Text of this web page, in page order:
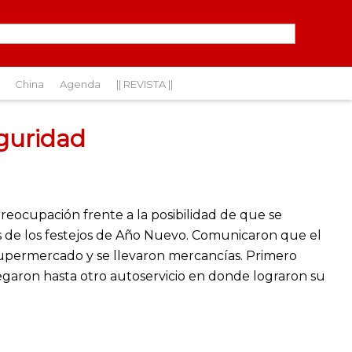
China Agenda || REVISTA ||
frente a la posibilidad de que se
los festejos de Año Nuevo. Comunicaron que el
y se llevaron mercancías. Primero
hasta otro autoservicio en donde lograron su